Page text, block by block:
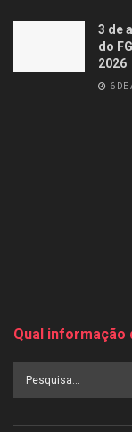
3 de
do
2026
6 DE
Qual informação